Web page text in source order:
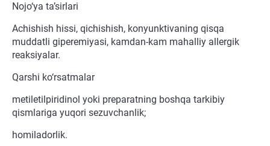
Nojo‘ya ta’sirlari
Achishish hissi, qichishish, konyunktivaning qisqa
muddatli giperemiyasi, kamdan-kam mahalliy allergik
reaksiyalar.
Qarshi ko‘rsatmalar
metiletilpiridinol yoki preparatning boshqa tarkibiy
qismlariga yuqori sezuvchanlik;
homiladorlik.